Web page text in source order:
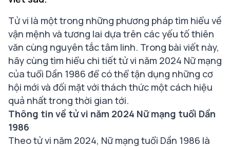
Tử vi là một trong những phương pháp tìm hiểu về
vận mệnh và tương lai dựa trên các yếu tố thiên
văn cùng nguyên tắc tâm linh. Trong bài viết này,
hãy cùng tìm hiểu chi tiết tử vi năm 2024 Nữ mạng
của tuổi Dần 1986 để có thể tận dụng những cơ
hội mới và đối mặt với thách thức một cách hiệu
quả nhất trong thời gian tới.
Thông tin về tử vi năm 2024 Nữ mạng tuổi Dần
1986
Theo tử vi năm 2024, Nữ mạng tuổi Dần 1986 là